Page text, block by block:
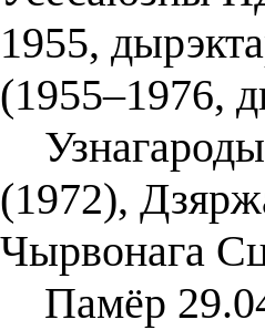
1955,
(1955–1976,
(1972),
Чырвонага
Памёр